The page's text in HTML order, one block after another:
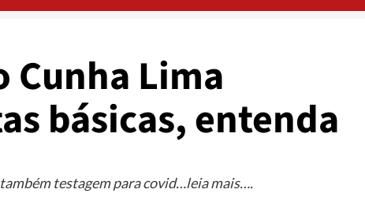
Lima
básicas, entenda
testagem para covid…leia mais….